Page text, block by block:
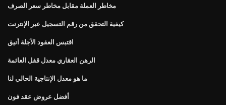
مخاطر العملة مقابل مخاطر سعر الصرف
كيفية التحقق من رقم التسجيل عبر الإنترنت
اقتبس العقود الآجلة أنيق
الرهن العقاري معدل قفل العائمة
ما هو معدل الإنتاجية الحالي لنا
أفضل عروض عقد فون